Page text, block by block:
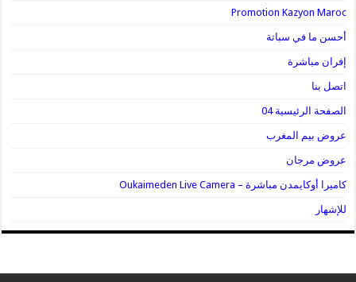
Promotion Kazyon Maroc
أحسن ما في سباتة
إفران مباشرة
اتصل بنا
الصفحة الرئيسية 04
عروض بيم المغرب
عروض مرجان
كاميرا أوكايمدن مباشرة – Oukaimeden Live Camera
للإشهار